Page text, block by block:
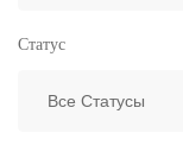
Статус